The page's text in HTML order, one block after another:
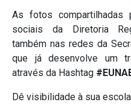
As fotos compartilhadas
sociais da Diretoria
também nas redes da
que já desenvolve um
através da Hashtag
Dê visibilidade à sua